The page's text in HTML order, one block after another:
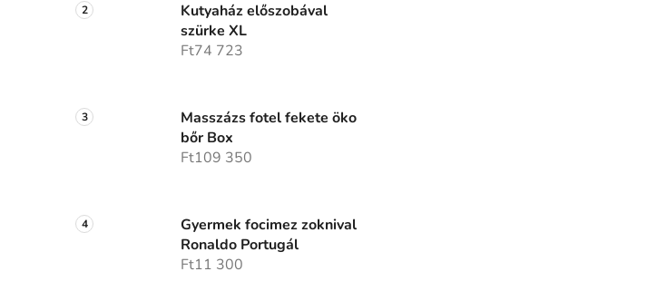
Kutyaház előszobával
szürke XL
Ft74 723
Masszázs fotel fekete öko
bőr Box
Ft109 350
Gyermek focimez zoknival
Ronaldo Portugál
Ft11 300